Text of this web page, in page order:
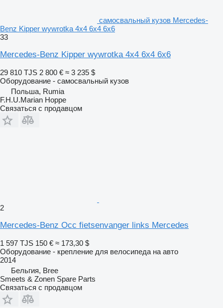
самосвальный кузов Mercedes-
Benz Kipper wywrotka 4x4 6x4 6x6
33
Mercedes-Benz Kipper wywrotka 4x4 6x4 6x6
29 810 TJS 2 800 € ≈ 3 235 $
Оборудование - самосвальный кузов
Польша, Rumia
F.H.U.Marian Hoppe
Связаться с продавцом
2
Mercedes-Benz Occ fietsenvanger links Mercedes
1 597 TJS 150 € ≈ 173,30 $
Оборудование - крепление для велосипеда на авто
2014
Бельгия, Bree
Smeets & Zonen Spare Parts
Связаться с продавцом